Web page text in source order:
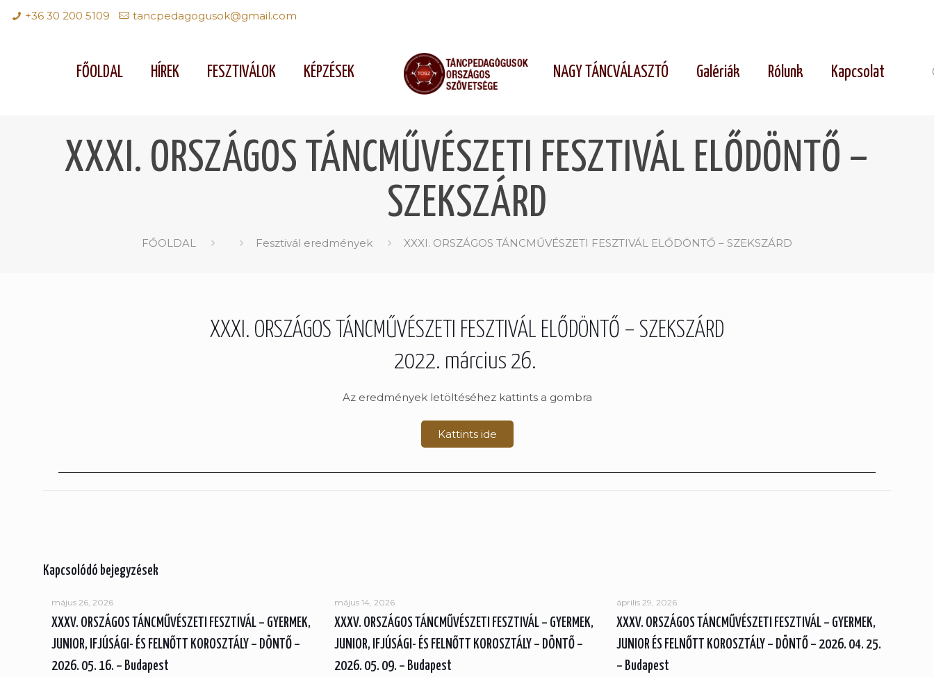
+36 30 200 5109 tancpedagogusok@gmail.com
FŐOLDAL HÍREK FESZTIVÁLOK KÉPZÉSEK NAGY TÁNCVÁLASZTÓ Galériák Rólunk Kapcsolat
XXXI. ORSZÁGOS TÁNCMŰVÉSZETI FESZTIVÁL ELŐDÖNTŐ –
SZEKSZÁRD
FŐOLDAL Fesztivál eredmények XXXI. ORSZÁGOS TÁNCMŰVÉSZETI FESZTIVÁL ELŐDÖNTŐ – SZEKSZÁRD
XXXI. ORSZÁGOS TÁNCMŰVÉSZETI FESZTIVÁL ELŐDÖNTŐ – SZEKSZÁRD
2022. március 26.
Az eredmények letöltéséhez kattints a gombra
Kattints ide
Kapcsolódó bejegyzések
május 26, 2026
XXXV. ORSZÁGOS TÁNCMŰVÉSZETI FESZTIVÁL – GYERMEK,
JUNIOR, IFJÚSÁGI- ÉS FELNŐTT KOROSZTÁLY – DÖNTŐ –
2026. 05. 16. – Budapest
május 14, 2026
XXXV. ORSZÁGOS TÁNCMŰVÉSZETI FESZTIVÁL – GYERMEK,
JUNIOR, IFJÚSÁGI- ÉS FELNŐTT KOROSZTÁLY – DÖNTŐ –
2026. 05. 09. – Budapest
április 29, 2026
XXXV. ORSZÁGOS TÁNCMŰVÉSZETI FESZTIVÁL – GYERMEK,
JUNIOR ÉS FELNŐTT KOROSZTÁLY – DÖNTŐ – 2026. 04. 25.
– Budapest